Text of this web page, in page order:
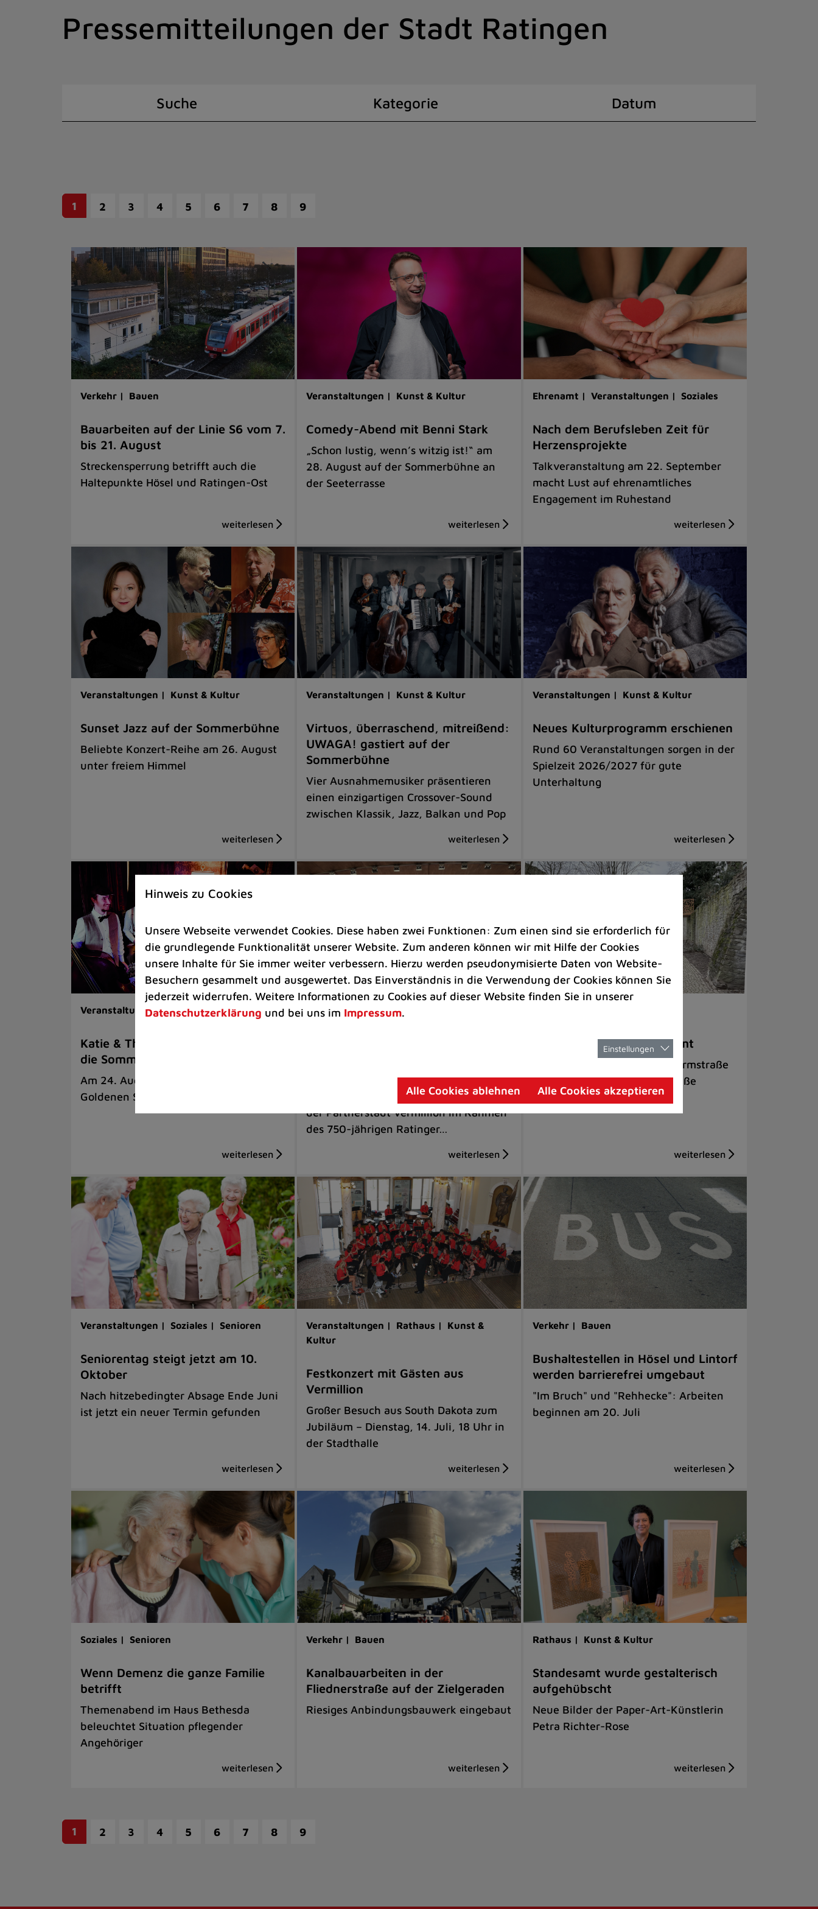
Pressemitteilungen der Stadt Ratingen
Suche Kategorie Datum
1 2 3 4 5 6 7 8 9
Verkehr | Bauen
Bauarbeiten auf der Linie S6 vom 7.
bis 21. August
Streckensperrung betrifft auch die
Haltepunkte Hösel und Ratingen-Ost
Veranstaltungen | Kunst & Kultur
Comedy-Abend mit Benni Stark
„Schon lustig, wenn’s witzig ist!“ am
28. August auf der Sommerbühne an
der Seeterrasse
Ehrenamt | Veranstaltungen | Soziales
Nach dem Berufsleben Zeit für
Herzensprojekte
Talkveranstaltung am 22. September
macht Lust auf ehrenamtliches
Engagement im Ruhestand
Veranstaltungen | Kunst & Kultur
Sunset Jazz auf der Sommerbühne
Beliebte Konzert-Reihe am 26. August
unter freiem Himmel
Veranstaltungen | Kunst & Kultur
Virtuos, überraschend, mitreißend:
UWAGA! gastiert auf der
Sommerbühne
Vier Ausnahmemusiker präsentieren
einen einzigartigen Crossover-Sound
zwischen Klassik, Jazz, Balkan und Pop
Veranstaltungen | Kunst & Kultur
Neues Kulturprogramm erschienen
Rund 60 Veranstaltungen sorgen in der
Spielzeit 2026/2027 für gute
Unterhaltung
Veranstaltungen | Kunst & Kultur
Katie & The Swing Aces eröffnen
die Sommerbühne
Am 24. August werden Klassiker der
Goldenen Swing-Ära gespielt
Musikschule | Rathaus |
Musikalischer Höhepunkt des Besuchs
der Partnerstadt Vermillion im Rahmen
des 750-jährigen Ratinger…
Die Jubiläumsbrücke kommt
Drei Tage Vollsperrung der Turmstraße
und Umleitung über Oberstraße
Veranstaltungen | Soziales | Senioren
Seniorentag steigt jetzt am 10.
Oktober
Nach hitzebedingter Absage Ende Juni
ist jetzt ein neuer Termin gefunden
Veranstaltungen | Rathaus |
Kunst &
Kultur
Festkonzert mit Gästen aus
Vermillion
Großer Besuch aus South Dakota zum
Jubiläum – Dienstag, 14. Juli, 18 Uhr in
der Stadthalle
Verkehr | Bauen
Bushaltestellen in Hösel und Lintorf
werden barrierefrei umgebaut
"Im Bruch" und "Rehhecke": Arbeiten
beginnen am 20. Juli
Soziales | Senioren
Wenn Demenz die ganze Familie
betrifft
Themenabend im Haus Bethesda
beleuchtet Situation pflegender
Angehöriger
Verkehr | Bauen
Kanalbauarbeiten in der
Fliednerstraße auf der Zielgeraden
Riesiges Anbindungsbauwerk eingebaut
Rathaus | Kunst & Kultur
Standesamt wurde gestalterisch
aufgehübscht
Neue Bilder der Paper-Art-Künstlerin
Petra Richter-Rose
1 2 3 4 5 6 7 8 9
Hinweis zu Cookies
Unsere Webseite verwendet Cookies. Diese haben zwei Funktionen: Zum einen sind sie erforderlich für
die grundlegende Funktionalität unserer Website. Zum anderen können wir mit Hilfe der Cookies
unsere Inhalte für Sie immer weiter verbessern. Hierzu werden pseudonymisierte Daten von Website-
Besuchern gesammelt und ausgewertet. Das Einverständnis in die Verwendung der Cookies können Sie
jederzeit widerrufen. Weitere Informationen zu Cookies auf dieser Website finden Sie in unserer
Datenschutzerklärung und bei uns im Impressum.
Einstellungen
Alle Cookies ablehnen Alle Cookies akzeptieren